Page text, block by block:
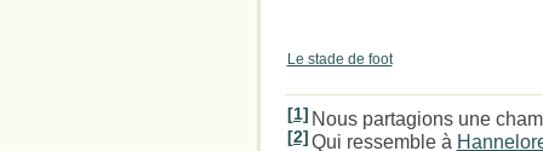
Le stade de foot
[1] Nous partagions une
[2] Qui ressemble à